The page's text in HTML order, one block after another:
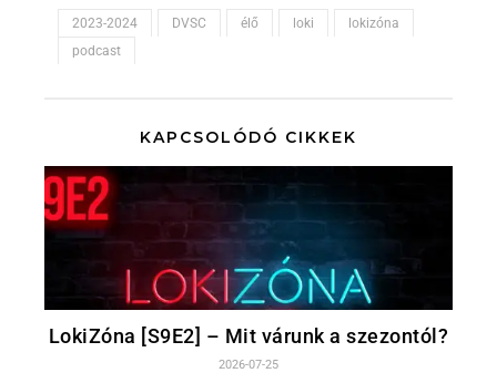
2023-2024 DVSC élő loki
lokizóna
podcast
KAPCSOLÓDÓ CIKKEK
LokiZóna [S9E2] – Mit várunk a szezontól?
2026-07-25